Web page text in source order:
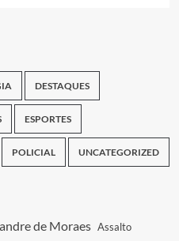
DESTAQUES
ESPORTES
POLICIAL UNCATEGORIZED
de Moraes Assalto